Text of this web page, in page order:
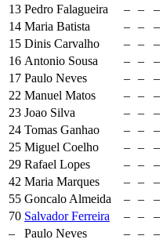
13 Pedro Falagueira – – –
14 Maria Batista – – –
15 Dinis Carvalho – – –
16 Antonio Sousa – – –
17 Paulo Neves – – –
22 Manuel Matos – – –
23 Joao Silva – – –
24 Tomas Ganhao – – –
25 Miguel Coelho – – –
29 Rafael Lopes – – –
42 Maria Marques – – –
55 Goncalo Almeida – – –
70 Salvador Ferreira – – –
–
Paulo Neves – – –